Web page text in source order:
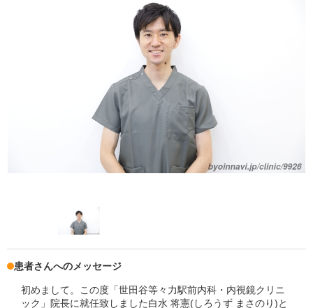
患者さんへのメッセージ
初めまして。この度「世田谷等々力駅前内科・内視鏡クリニ
ック」院長に就任致しました白水 将憲(しろうず まさのり)と